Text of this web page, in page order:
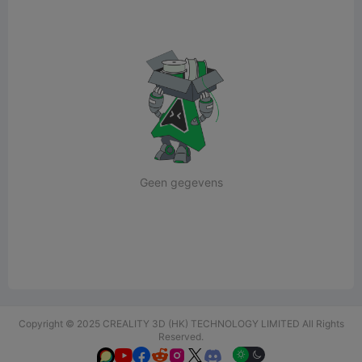
Geen gegevens
Copyright © 2025 CREALITY 3D (HK) TECHNOLOGY LIMITED All Rights
Reserved.
  